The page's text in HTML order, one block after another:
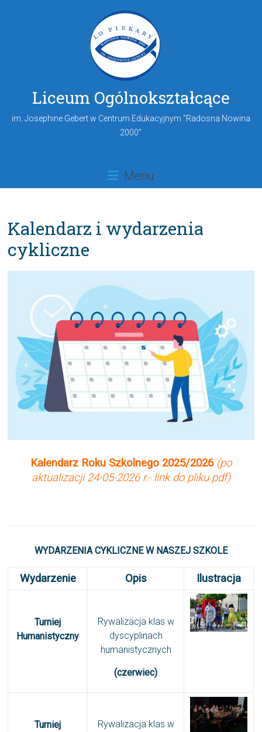
Liceum Ogólnokształcące
im. Josephine Gebert w Centrum Edukacyjnym "Radosna Nowina
2000"
Menu
Kalendarz i wydarzenia
cykliczne
Kalendarz Roku Szkolnego 2025/2026 (po
aktualizacji 24-05-2026 r.- link do pliku pdf)
WYDARZENIA CYKLICZNE W NASZEJ SZKOLE
Wydarzenie Opis Ilustracja
Turniej
Humanistyczny
Rywalizacja klas w
dyscyplinach
humanistycznych
(czerwiec)
Turniej
Rywalizacja klas w